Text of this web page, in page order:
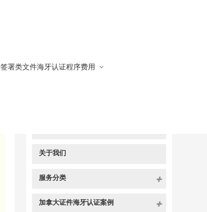
签署类文件海牙认证程序费用
关于我们
服务分类
加拿大证件海牙认证案例